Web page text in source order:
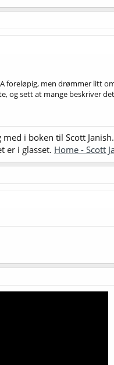
foreløpig, men drømmer litt
og sett at mange beskriver
i boken til Scott
er i glasset. Home - Scott